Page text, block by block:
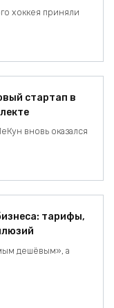
хоккея приняли
стартап в
вновь оказался
тарифы,
дешёвым», а